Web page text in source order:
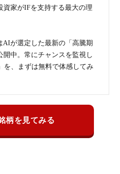
資家がIFを支持する最大の理
が選定した最新の「高騰期
開中。常にチャンスを監視し
を、まずは無料で体感してみ
柄を見てみる